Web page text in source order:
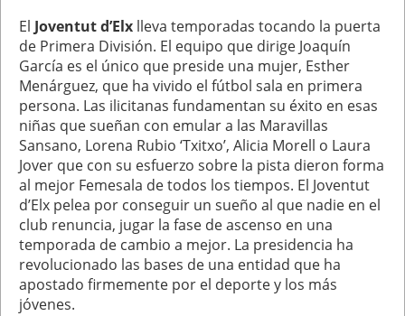
El Joventut d’Elx lleva temporadas tocando la puerta
de Primera División. El equipo que dirige Joaquín
García es el único que preside una mujer, Esther
Menárguez, que ha vivido el fútbol sala en primera
persona. Las ilicitanas fundamentan su éxito en esas
niñas que sueñan con emular a las Maravillas
Sansano, Lorena Rubio ‘Txitxo’, Alicia Morell o Laura
Jover que con su esfuerzo sobre la pista dieron forma
al mejor Femesala de todos los tiempos. El Joventut
d’Elx pelea por conseguir un sueño al que nadie en el
club renuncia, jugar la fase de ascenso en una
temporada de cambio a mejor. La presidencia ha
revolucionado las bases de una entidad que ha
apostado firmemente por el deporte y los más
jóvenes.